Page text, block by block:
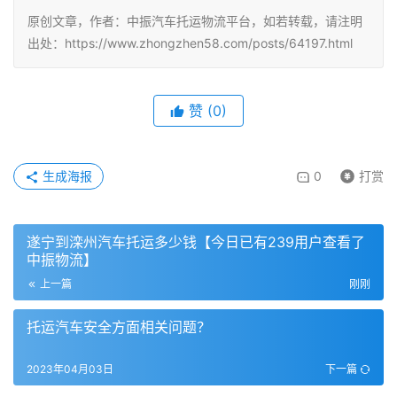
原创文章，作者：中振汽车托运物流平台，如若转载，请注明
出处：https://www.zhongzhen58.com/posts/64197.html
赞 (0)
0 打赏
生成海报
遂宁到滦州汽车托运多少钱【今日已有239用户查看了
中振物流】
上一篇 刚刚
托运汽车安全方面相关问题？
下一篇
2023年04月03日